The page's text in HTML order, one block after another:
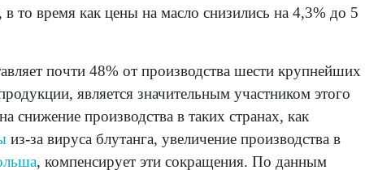
то время как цены на масло снизились на 4,3% до 5
почти 48% от производства шести крупнейших
является значительным участником этого
снижение производства в таких странах, как
из-за вируса блутанга, увеличение производства в
, компенсирует эти сокращения. По данным